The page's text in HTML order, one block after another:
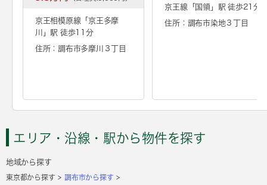
京王相模原線「京王多摩
川
」駅 徒歩11分
住所：調布市多摩川３丁目
京王線「 国領」駅 徒歩21分
住所：調布市染地３丁目
エリア・沿線・駅から物件を探す
地域から探す
東京都から探す 調布市から探す